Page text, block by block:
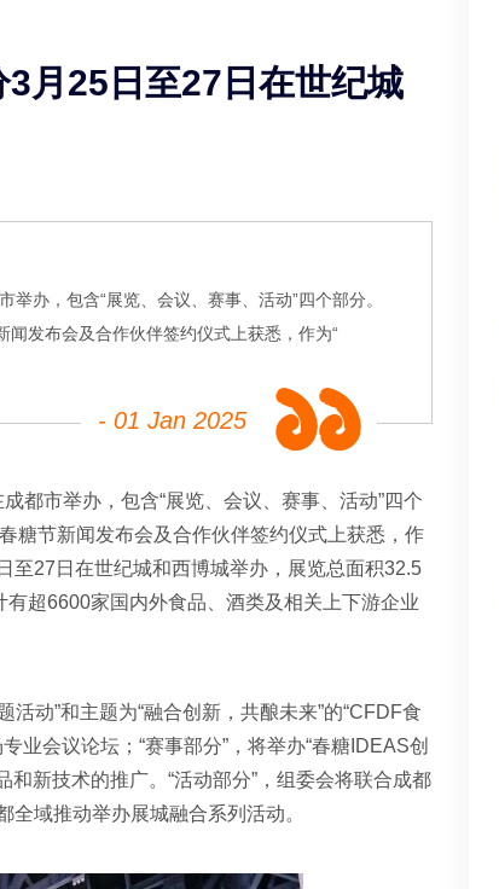
月25日至27日在世纪城
办，包含“展览、会议、赛事、活动”四个部分。
发布会及合作伙伴签约仪式上获悉，作为“
- 01 Jan 2025
都市举办，包含“展览、会议、赛事、活动”四个
糖节新闻发布会及合作伙伴签约仪式上获悉，作
至27日在世纪城和西博城举办，展览总面积32.5
超6600家国内外食品、酒类及相关上下游企业
活动”和主题为“融合创新，共酿未来”的“CFDF食
业会议论坛；“赛事部分”，将举办“春糖IDEAS创
和新技术的推广。“活动部分”，组委会将联合成都
域推动举办展城融合系列活动。